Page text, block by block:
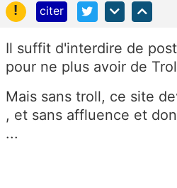
!
citer
Il suffit d'interdire de
pour ne plus avoir de
Mais sans troll, ce site
, et sans affluence et
...